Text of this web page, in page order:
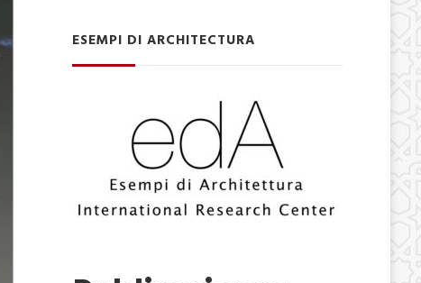
ESEMPI DI ARCHITECTURA